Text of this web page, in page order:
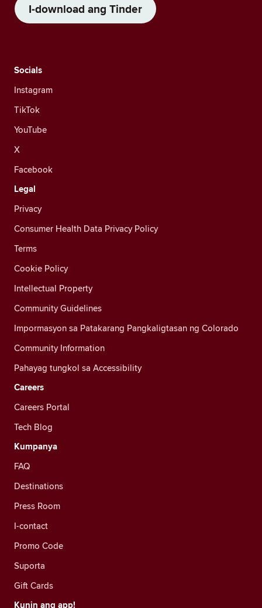
I-download ang Tinder
Socials
Instagram
TikTok
YouTube
X
Facebook
Legal
Privacy
Consumer Health Data Privacy Policy
Terms
Cookie Policy
Intellectual Property
Community Guidelines
Impormasyon sa Patakarang Pangkaligtasan ng Colorado
Community Information
Pahayag tungkol sa Accessibility
Careers
Careers Portal
Tech Blog
Kumpanya
FAQ
Destinations
Press Room
I-contact
Promo Code
Suporta
Gift Cards
Kunin ang app!